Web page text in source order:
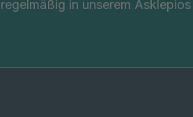
in unserem Asklepios